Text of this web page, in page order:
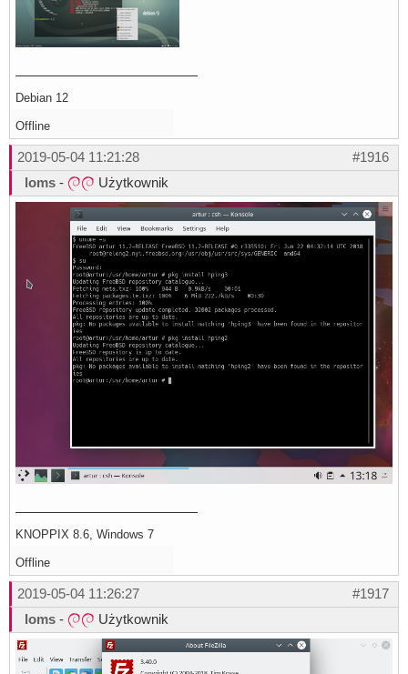
Debian 12
Offline
#1916
2019-05-04 11:21:28
loms - Użytkownik
KNOPPIX 8.6, Windows 7
Offline
#1917
2019-05-04 11:26:27
loms - Użytkownik